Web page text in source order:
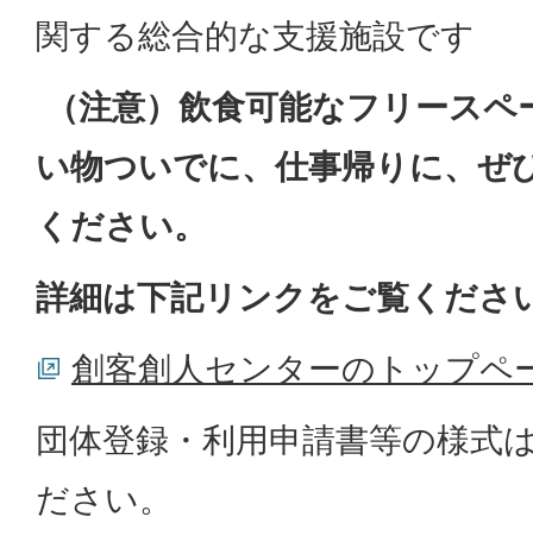
関する総合的な支援施設です
（注意）飲食可能なフリース
い物ついでに、仕事帰りに、ぜ
ください。
詳細は下記リンクをご覧くださ
創客創人センターのトップペ
団体登録・利用申請書等の様式
ださい。